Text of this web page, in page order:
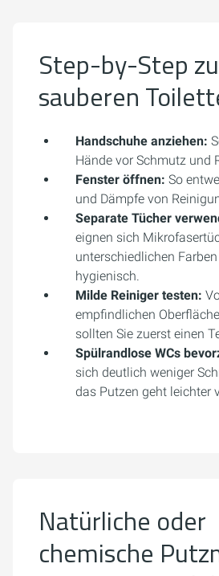
Step-by-Step
sauberen
Handschuhe anziehen:
Hände vor Schmutz und
Fenster öffnen: So
und Dämpfe von
Separate Tücher
eignen sich
unterschiedlichen
hygienisch.
Milde Reiniger testen:
empfindlichen
sollten Sie zuerst einen
Spülrandlose WCs
sich deutlich weniger
das Putzen geht leichter
Natürliche oder
chemische